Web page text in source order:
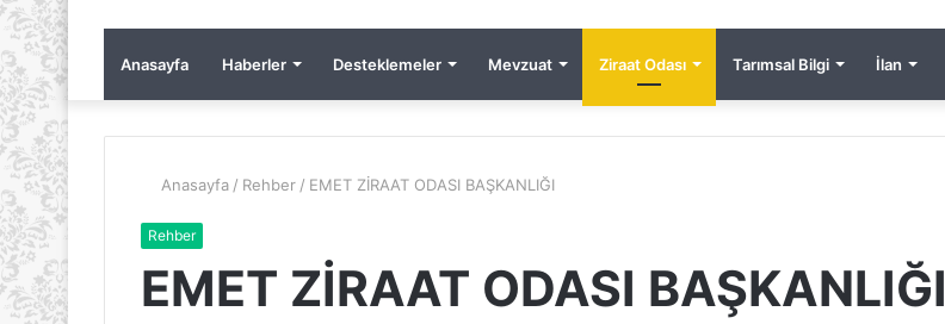
Anasayfa Haberler Desteklemeler Mevzuat Ziraat Odası Tarımsal Bilgi İlan
Anasayfa / Rehber / EMET ZİRAAT ODASI BAŞKANLIĞI
Rehber
EMET ZİRAAT ODASI BAŞKANLIĞI